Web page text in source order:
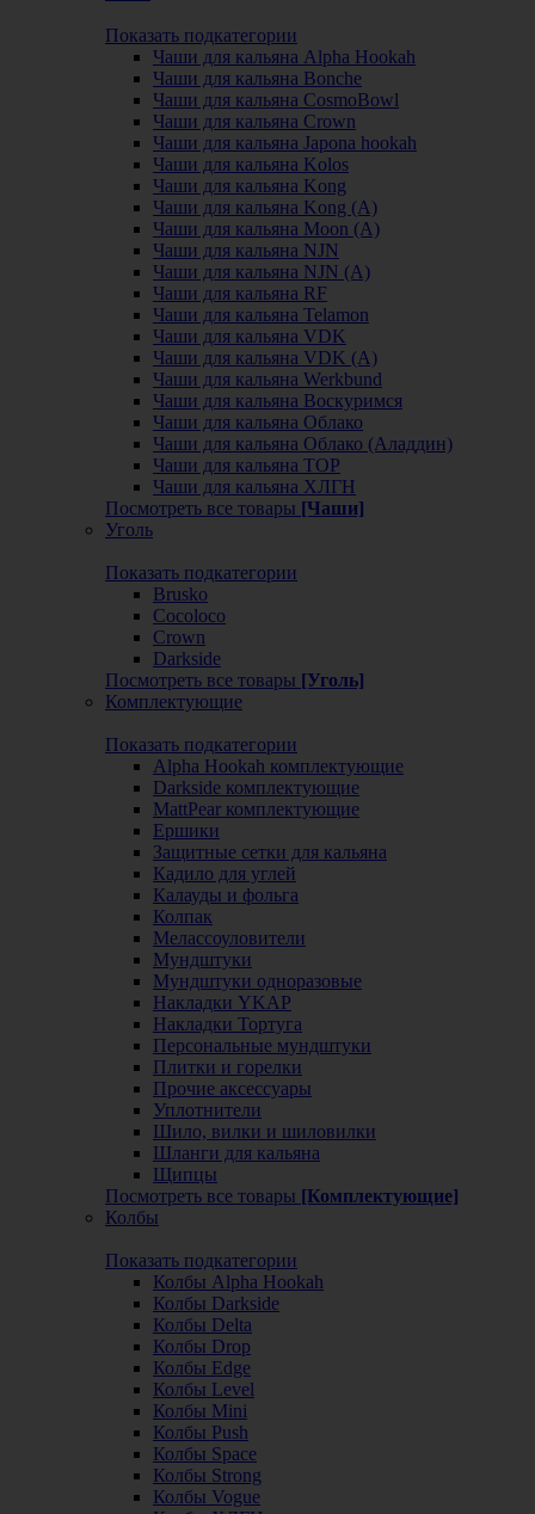
Показать подкатегории
Чаши для кальяна Alpha Hookah
Чаши для кальяна Bonche
Чаши для кальяна CosmoBowl
Чаши для кальяна Crown
Чаши для кальяна Japona hookah
Чаши для кальяна Kolos
Чаши для кальяна Kong
Чаши для кальяна Kong (A)
Чаши для кальяна Moon (А)
Чаши для кальяна NJN
Чаши для кальяна NJN (А)
Чаши для кальяна RF
Чаши для кальяна Telamon
Чаши для кальяна VDK
Чаши для кальяна VDK (А)
Чаши для кальяна Werkbund
Чаши для кальяна Воскуримся
Чаши для кальяна Облако
Чаши для кальяна Облако (Аладдин)
Чаши для кальяна ТОР
Чаши для кальяна ХЛГН
Посмотреть все товары [Чаши]
Уголь
Показать подкатегории
Brusko
Cocoloco
Crown
Darkside
Посмотреть все товары [Уголь]
Комплектующие
Показать подкатегории
Alpha Hookah комплектующие
Darkside комплектующие
MattPear комплектующие
Ершики
Защитные сетки для кальяна
Кадило для углей
Калауды и фольга
Колпак
Мелассоуловители
Мундштуки
Мундштуки одноразовые
Накладки YKAP
Накладки Тортуга
Персональные мундштуки
Плитки и горелки
Прочие аксессуары
Уплотнители
Шило, вилки и шиловилки
Шланги для кальяна
Щипцы
Посмотреть все товары [Комплектующие]
Колбы
Показать подкатегории
Колбы Alpha Hookah
Колбы Darkside
Колбы Delta
Колбы Drop
Колбы Edge
Колбы Level
Колбы Mini
Колбы Push
Колбы Space
Колбы Strong
Колбы Vogue